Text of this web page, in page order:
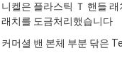
니켈은 플라스틱 Ｔ 핸들
래치를 도금처리했습니다
커머셜 밴 본체 부분 닦은